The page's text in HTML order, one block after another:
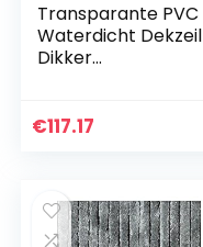
Transparante PVC
Waterdicht Dekzeil
Dikker
Zacht Plastic
€117.17